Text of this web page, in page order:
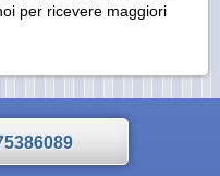
per ricevere maggiori